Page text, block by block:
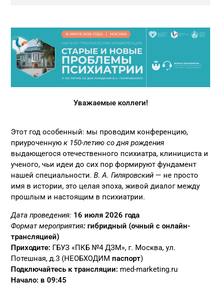
Уважаемые коллеги!
Этот год особенный: мы проводим конференцию,
приуроченнуюк 150-летию со дня рождения
выдающегося отечественного психиатра, клинициста и
ученого, чьи идеи до сих пор формируют фундамент
нашей специальности.В. А. Гиляровский — не просто
имя в истории, это целая эпоха, живой диалог между
прошлым и настоящим в психиатрии.
Дата проведения: 16 июля 2026 года
Формат мероприятия: гибридный (очный с онлайн-
трансляцией)
Приходите: ГБУЗ «ПКБ №4 ДЗМ», г. Москва, ул.
Потешная, д.3 (НЕОБХОДИМпаспорт)
Подключайтесь к трансляции: med-marketing.ru
Начало: в 09:45